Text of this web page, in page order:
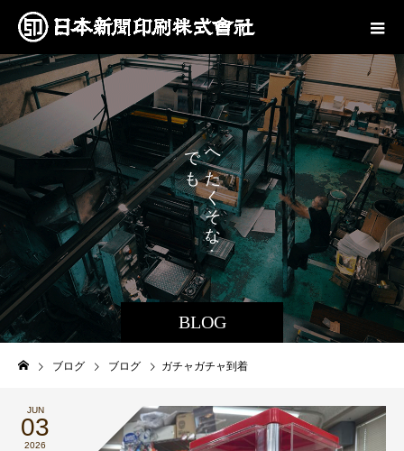
BLOG
へ
た
く
そ
な
。
で
も
、
ブログ ブログ ガチャガチャ到着
JUN
03
2026